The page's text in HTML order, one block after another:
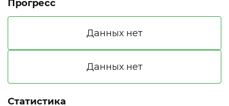
Прогресс
Статистика